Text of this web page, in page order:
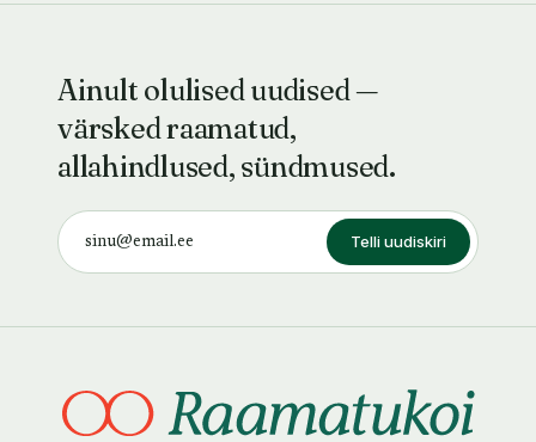
Ainult olulised uudised —
värsked raamatud,
allahindlused, sündmused.
Telli uudiskiri